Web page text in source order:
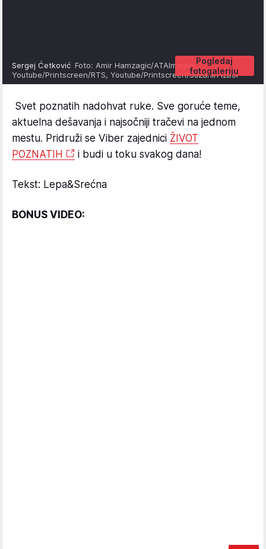
Pogledaj
fotogaleriju
Sergej Ćetković Foto: Amir Hamzagic/ATAImages,
Youtube/Printscreen/RTS, Youtube/Printscreen/Suzanin izbor
Svet poznatih nadohvat ruke. Sve goruće teme,
aktuelna dešavanja i najsočniji tračevi na jednom
mestu. Pridruži se Viber zajednici ŽIVOT
POZNATIH
i budi u toku svakog dana!
Tekst: Lepa&Srećna
BONUS VIDEO: